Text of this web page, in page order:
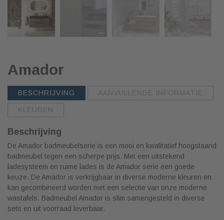
Amador
BESCHRIJVING AANVULLENDE INFORMATIE
KLEUREN
Beschrijving
De Amador badmeubelserie is een mooi en kwalitatief hoogstaand
badmeubel tegen een scherpe prijs. Met een uitstekend
ladesysteem en ruime lades is de Amador serie een goede
keuze. De Amador is verkrijgbaar in diverse moderne kleuren en
kan gecombineerd worden met een selectie van onze moderne
wastafels. Badmeubel Amador is slim samengesteld in diverse
sets en uit voorraad leverbaar.